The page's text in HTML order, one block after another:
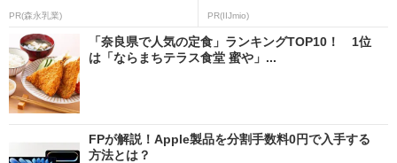
PR(森永乳業) PR(IIJmio)
「奈良県で人気の定食」ランキングTOP10！ 1位
は「ならまちテラス食堂 蜜や」...
FPが解説！Apple製品を分割手数料0円で入手する
方法とは？